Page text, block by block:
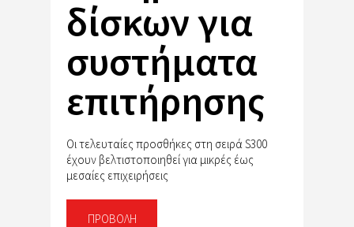
δίσκων για
συστήματα
επιτήρησης
Οι τελευταίες προσθήκες στη σειρά S300
έχουν βελτιστοποιηθεί για μικρές έως
μεσαίες επιχειρήσεις
ΠΡΟΒΟΛΉ